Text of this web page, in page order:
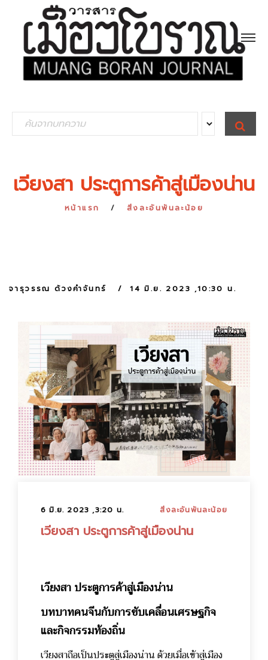
e
S
E
A
เวียงสา ประตูการค้าสู่เมืองน่าน
หน้าแรก สิ่งละอันพันละน้อย
จารุวรรณ ด้วงคำจันทร์ 14 มิ.ย. 2023 ,10:30 น.
6 มิ.ย. 2023 ,3:20 น. สิ่งละอันพันละน้อย
เวียงสา ประตูการค้าสู่เมืองน่าน
เวียงสา ประตูการค้าสู่เมืองน่าน
บทบาทคนจีนกับการขับเคลื่อนเศรษฐกิจ
และกิจกรรมท้องถิ่น
เวียงสาถือเป็นประตูสู่เมืองน่าน ด้วยเมื่อเข้าสู่เมือง